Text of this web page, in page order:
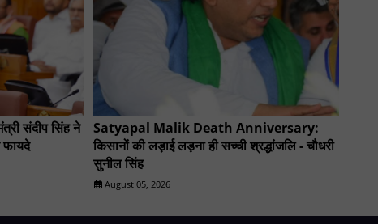
संदीप सिंह ने
Satyapal Malik Death Anniversary:
किसानों की लड़ाई लड़ना ही सच्ची श्रद्धांजलि - चौधरी
सुनील सिंह
August 05, 2026